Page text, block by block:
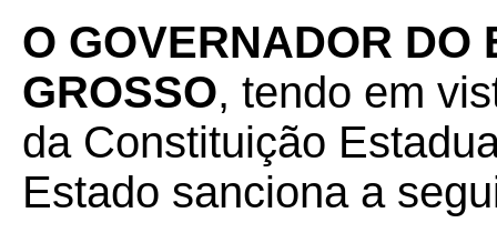
O GOVERNADOR DO
GROSSO, tendo em
da Constituição
Estado sanciona a